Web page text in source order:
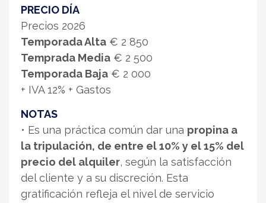
PRECIO DÍA
Precios 2026
Temporada Alta € 2 850
Temprada Media € 2 500
Temporada Baja € 2 000
+ IVA 12% + Gastos
NOTAS
• Es una práctica común dar una propina a
la tripulación, de entre el 10% y el 15% del
precio del alquiler, según la satisfacción
del cliente y a su discreción. Esta
gratificación refleja el nivel de servicio